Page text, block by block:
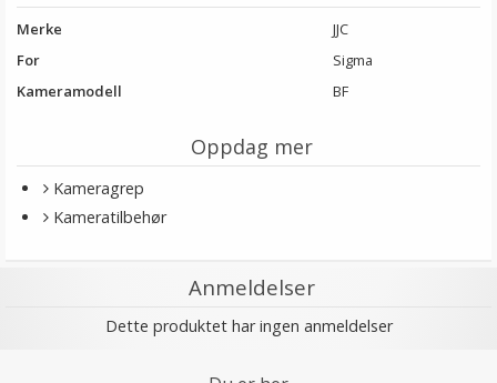
Merke
JJC
For
Sigma
Kameramodell
BF
Oppdag mer
Kameragrep
Kameratilbehør
Anmeldelser
Dette produktet har ingen anmeldelser